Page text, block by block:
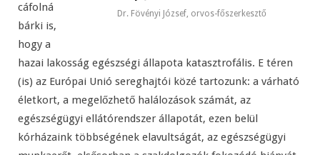
Dr. Fövényi József, orvos-főszerkesztő
cáfolná
bárki is,
hogy a
hazai lakosság egészségi állapota katasztrofális. E téren
(is) az Európai Unió sereghajtói közé tartozunk: a várható
életkort, a megelőzhető halálozások számát, az
egészségügyi ellátórendszer állapotát, ezen belül
kórházaink többségének elavultságát, az egészségügyi